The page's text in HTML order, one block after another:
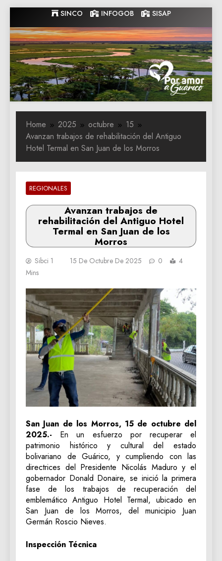
to
content
SINCO INFOGOB SISAP
Gobernacion
de Guarico
Gobernacion de Guarico
Home 2025 octubre
15
Avanzan trabajos de rehabilitación del Antiguo
Hotel Termal en San Juan de los Morros
REGIONALES
Avanzan trabajos de
rehabilitación del Antiguo Hotel
Termal en San Juan de los
Morros
Sibci 1 15 De Octubre De 2025 0
4
Mins
San Juan de los Morros, 15 de octubre del
2025.- En un esfuerzo por recuperar el
patrimonio histórico y cultural del estado
bolivariano de Guárico, y cumpliendo con las
directrices del Presidente Nicolás Maduro y el
gobernador Donald Donaire, se inició la primera
fase de los trabajos de recuperación del
emblemático Antiguo Hotel Termal, ubicado en
San Juan de los Morros, del municipio Juan
Germán Roscio Nieves.
Inspección Técnica